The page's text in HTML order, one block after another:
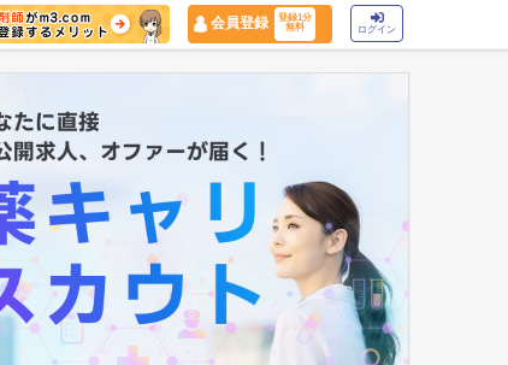
会員登録
登録1分
無料
ログイン
保険証